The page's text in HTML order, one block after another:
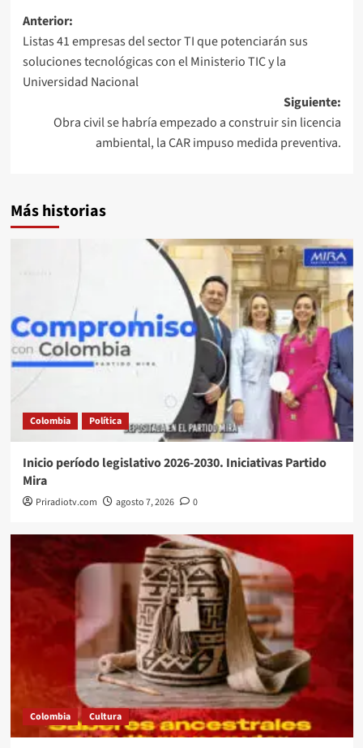
Navegación
de
entradas
Anterior:
Listas 41 empresas del sector TI que potenciarán sus
soluciones tecnológicas con el Ministerio TIC y la
Universidad Nacional
Siguiente:
Obra civil se habría empezado a construir sin licencia
ambiental, la CAR impuso medida preventiva.
Más historias
Colombia Política
Inicio período legislativo 2026-2030. Iniciativas Partido
Mira
Priradiotv.com agosto 7, 2026 0
Colombia Cultura